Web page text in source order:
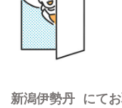
新潟伊勢丹 にて